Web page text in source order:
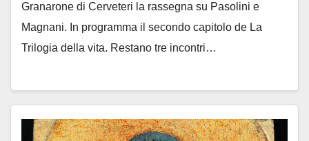
Granarone di Cerveteri la rassegna su Pasolini e
Magnani. In programma il secondo capitolo de La
Trilogia della vita. Restano tre incontri…